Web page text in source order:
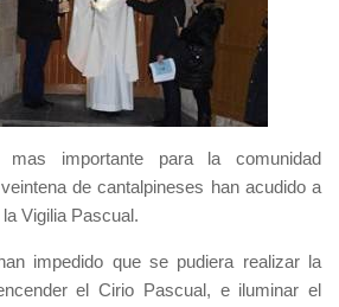
importante para la comunidad
de cantalpineses han acudido a
Vigilia Pascual.
impedido que se pudiera realizar la
el Cirio Pascual, e iluminar el